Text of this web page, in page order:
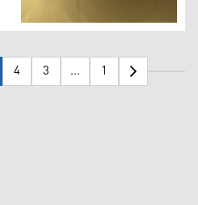
صادرات نفت اقلیم کوردستان
1
...
3
4